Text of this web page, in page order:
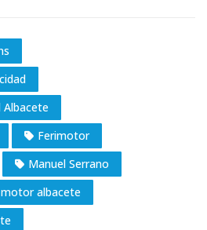
Albacete
Ferimotor
Manuel Serrano
motor albacete